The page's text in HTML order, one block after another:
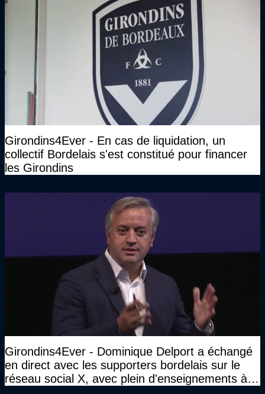
Girondins4Ever - En cas de liquidation, un
collectif Bordelais s'est constitué pour financer
les Girondins
Girondins4Ever - Dominique Delport a échangé
en direct avec les supporters bordelais sur le
réseau social X, avec plein d'enseignements à la